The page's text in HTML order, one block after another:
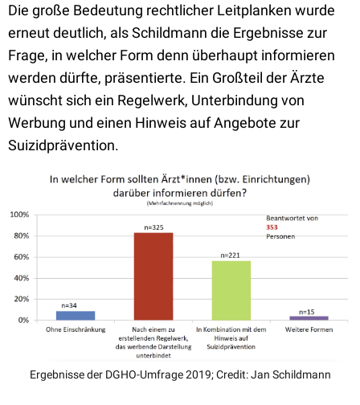
Die große Bedeutung rechtlicher Leitplanken wurde
erneut deutlich, als Schildmann die Ergebnisse zur
Frage, in welcher Form denn überhaupt informieren
werden dürfte, präsentierte. Ein Großteil der Ärzte
wünscht sich ein Regelwerk, Unterbindung von
Werbung und einen Hinweis auf Angebote zur
Suizidprävention.
Ergebnisse der DGHO-Umfrage 2019; Credit: Jan Schildmann